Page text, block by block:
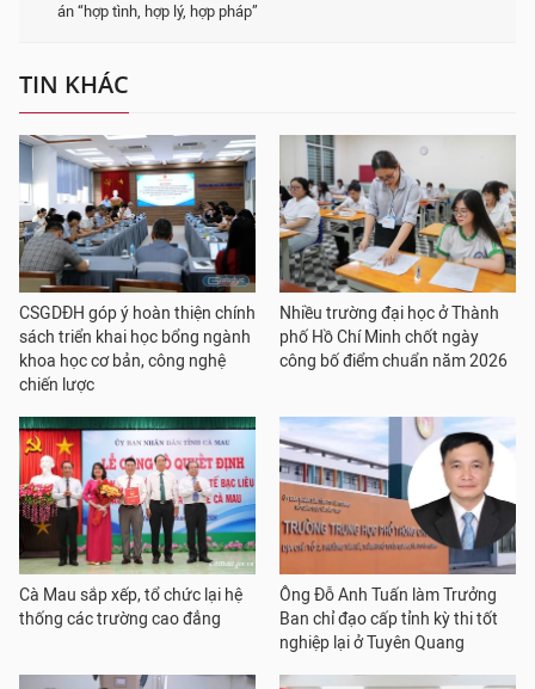
án “hợp tình, hợp lý, hợp pháp”
TIN KHÁC
CSGDĐH góp ý hoàn thiện chính
sách triển khai học bổng ngành
khoa học cơ bản, công nghệ
chiến lược
Nhiều trường đại học ở Thành
phố Hồ Chí Minh chốt ngày
công bố điểm chuẩn năm 2026
Cà Mau sắp xếp, tổ chức lại hệ
thống các trường cao đẳng
Ông Đỗ Anh Tuấn làm Trưởng
Ban chỉ đạo cấp tỉnh kỳ thi tốt
nghiệp lại ở Tuyên Quang